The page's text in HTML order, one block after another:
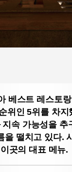
베스트 레스토랑
위인 5위를 차지
속 가능성을 추
을 떨치고 있다.
곳의 대표 메뉴.